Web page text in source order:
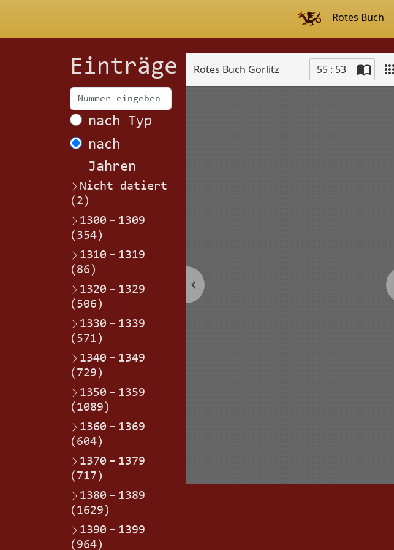
Rotes Buch
Einträge
nach Typ
nach
Jahren
Nicht datiert
(2)
1300 – 1309
(354)
1310 – 1319
(86)
1320 – 1329
(506)
1330 – 1339
(571)
1340 – 1349
(729)
1350 – 1359
(1089)
1360 – 1369
(604)
1370 – 1379
(717)
1380 – 1389
(1629)
1390 – 1399
(964)
Rotes Buch Görlitz 55 : 53